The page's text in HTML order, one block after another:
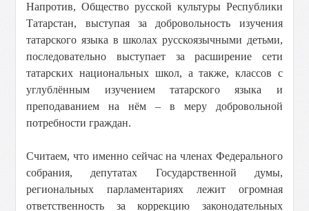
Напротив, Общество русской культуры Республики
Татарстан, выступая за добровольность изучения
татарского языка в школах русскоязычными детьми,
последовательно выступает за расширение сети
татарских национальных школ, а также, классов с
углублённым изучением татарского языка и
преподаванием на нём – в меру добровольной
потребности граждан.
Считаем, что именно сейчас на членах Федерального
собрания, депутатах Государственной думы,
региональных парламентариях лежит огромная
ответственность за коррекцию законодательных